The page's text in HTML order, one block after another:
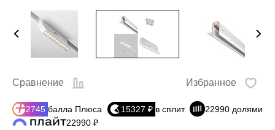
Сравнение Избранное
2745 балла Плюса 15327 ₽ в сплит
22990 долями
22990 ₽